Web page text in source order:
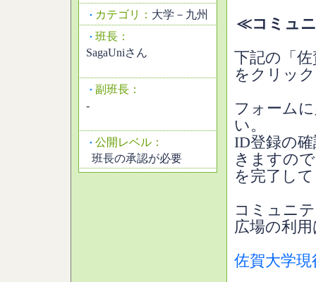
・ カテゴリ： 大学－九州
・ 班長：
SagaUniさん
・ 副班長：
-
・ 公開レベル：
班長の承認が必要
≪コミュ
下記の「
をクリッ
フォーム
い。
ID登録の
きますの
を完了し
コミュニ
広場の利
佐賀大学